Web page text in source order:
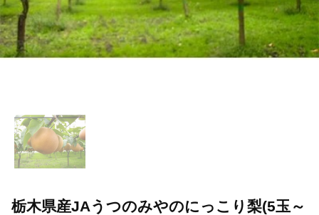
栃木県産JAうつのみやのにっこり梨(5玉～